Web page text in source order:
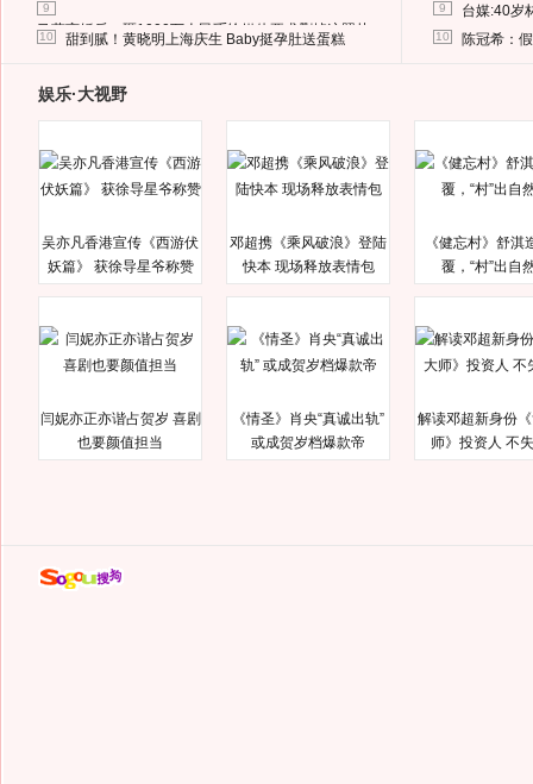
9
马蓉离婚后，砸1000万人民币给媒体要求删掉这照片
10 甜到腻！黄晓明上海庆生 Baby挺孕肚送蛋糕
9 台媒:40岁
10 陈冠希：
娱乐·大视野
吴亦凡香港宣传《西游伏
妖篇》 获徐导星爷称赞
邓超携《乘风破浪》登陆
快本 现场释放表情包
《健忘村》舒淇
覆，“村”出自
闫妮亦正亦谐占贺岁 喜剧
也要颜值担当
《情圣》肖央“真诚出轨”
或成贺岁档爆款帝
解读邓超新身份
师》投资人 不